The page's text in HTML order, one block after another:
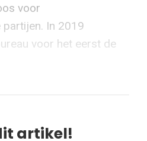
voor
In 2019
voor het eerst de
artikel!